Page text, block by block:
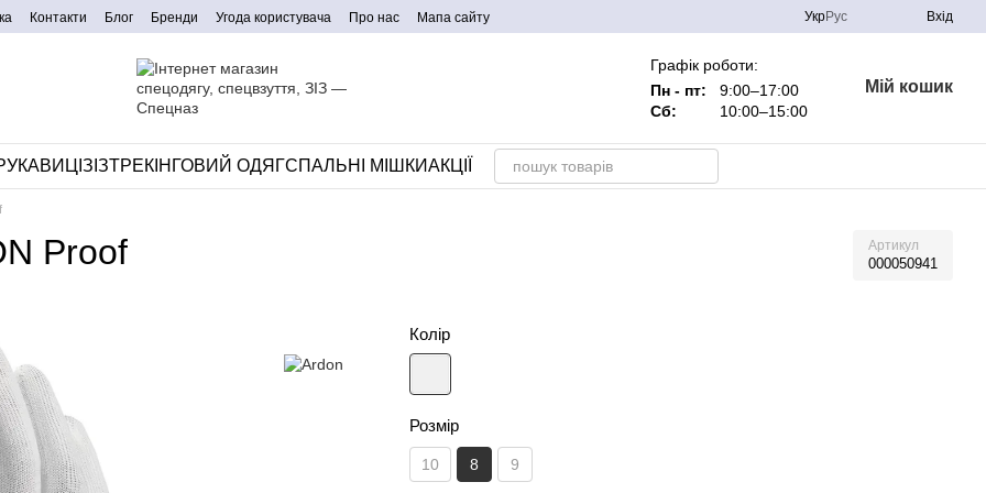
Контакти Блог Бренди Угода користувача Про нас Мапа сайту УкрРус Вхід
Графік роботи:
Пн - пт:
9:00–17:00
Сб:
10:00–15:00
Мій кошик
ЗІЗТРЕКІНГОВИЙ ОДЯГСПАЛЬНІ МІШКИАКЦІЇ
Proof Артикул
000050941
Колір
Розмір
10 8 9